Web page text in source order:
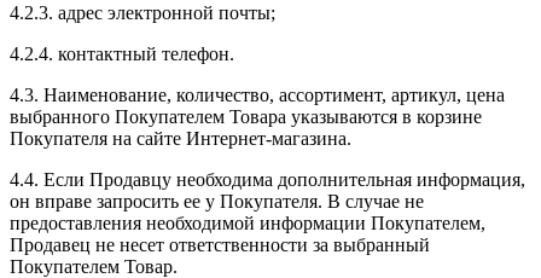
4.2.3. адрес электронной почты;
4.2.4. контактный телефон.
4.3. Наименование, количество, ассортимент, артикул, цена
выбранного Покупателем Товара указываются в корзине
Покупателя на сайте Интернет-магазина.
4.4. Если Продавцу необходима дополнительная информация,
он вправе запросить ее у Покупателя. В случае не
предоставления необходимой информации Покупателем,
Продавец не несет ответственности за выбранный
Покупателем Товар.